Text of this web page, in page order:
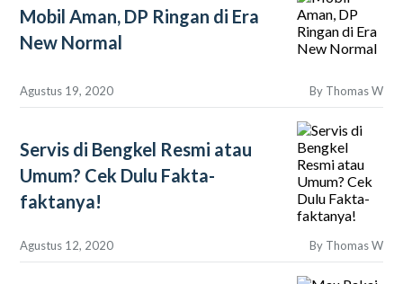
Mobil Aman, DP Ringan di Era
New Normal
Agustus 19, 2020 By Thomas W
Servis di Bengkel Resmi atau
Umum? Cek Dulu Fakta-
faktanya!
Agustus 12, 2020 By Thomas W